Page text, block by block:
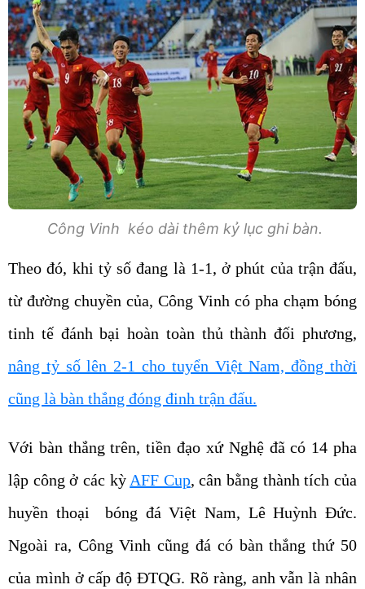
Công Vinh kéo dài thêm kỷ lục ghi bàn.
Theo đó, khi tỷ số đang là 1-1, ở phút của trận đấu,
từ đường chuyền của, Công Vinh có pha chạm bóng
tinh tế đánh bại hoàn toàn thủ thành đối phương,
nâng tỷ số lên 2-1 cho tuyển Việt Nam, đồng thời
cũng là bàn thắng đóng đinh trận đấu.
Với bàn thắng trên, tiền đạo xứ Nghệ đã có 14 pha
lập công ở các kỳAFF Cup, cân bằng thành tích của
huyền thoại bóng đá Việt Nam, Lê Huỳnh Đức.
Ngoài ra, Công Vinh cũng đá có bàn thắng thứ 50
của mình ở cấp độ ĐTQG. Rõ ràng, anh vẫn là nhân